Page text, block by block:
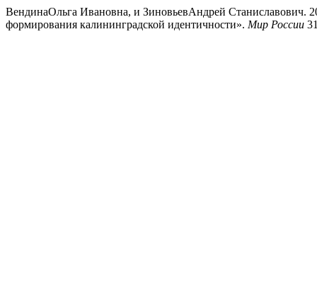
ВендинаОльга Ивановна, и ЗиновьевАндрей Станиславович.
формирования калининградской идентичности». Мир России